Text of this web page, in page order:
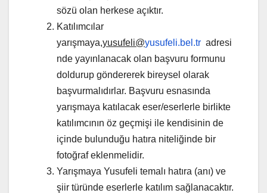
sözü olan herkese açıktır.
Katılımcılar
yarışmaya,yusufeli@yusufeli.bel.tr adresi
nde yayınlanacak olan başvuru formunu
doldurup göndererek bireysel olarak
başvurmalıdırlar. Başvuru esnasında
yarışmaya katılacak eser/eserlerle birlikte
katılımcının öz geçmişi ile kendisinin de
içinde bulunduğu hatıra niteliğinde bir
fotoğraf eklenmelidir.
Yarışmaya Yusufeli temalı hatıra (anı) ve
şiir türünde eserlerle katılım sağlanacaktır.